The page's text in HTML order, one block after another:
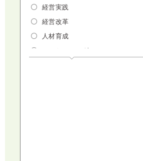
経営実践
経営改革
人材育成
マーケティング